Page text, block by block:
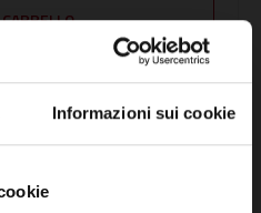
Informazioni sui cookie